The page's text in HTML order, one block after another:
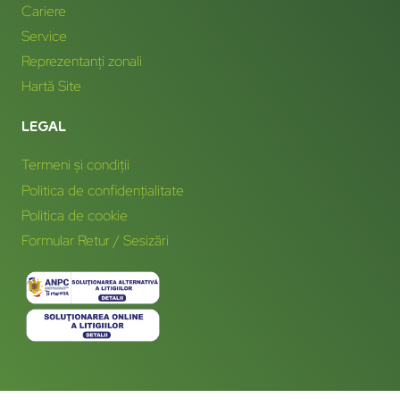
Cariere
Service
Reprezentanți zonali
Hartă Site
LEGAL
Termeni și condiții
Politica de confidențialitate
Politica de cookie
Formular Retur / Sesizări